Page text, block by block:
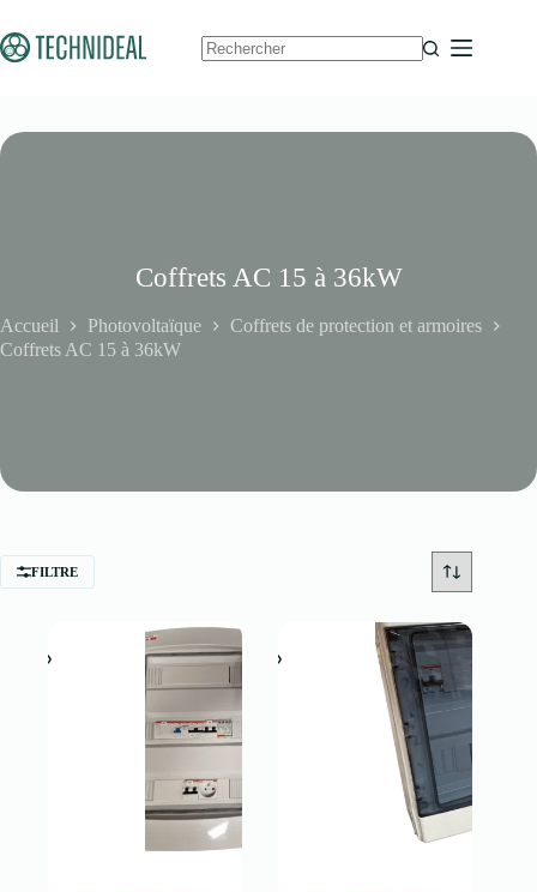
au
contenu
Coffrets AC 15 à 36kW
Accueil Photovoltaïque
Coffrets de protection et armoires
Coffrets AC 15 à 36kW
FILTRE